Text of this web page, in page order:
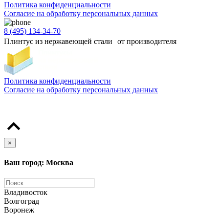
Политика конфиденциальности
Согласиe на обработку персональных данных
8 (495) 134-34-70
Плинтус из нержавеющей стали от производителя
Политика конфиденциальности
Согласиe на обработку персональных данных
×
Ваш город: Москва
Владивосток
Волгоград
Воронеж